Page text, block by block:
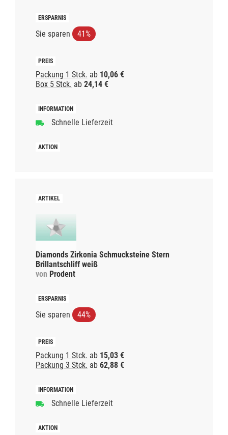
Sie sparen 41%
Packung 1 Stck. ab 10,06 €
Box 5 Stck. ab 24,14 €
Schnelle Lieferzeit
Diamonds Zirkonia Schmucksteine Stern
Brillantschliff weiß
von Prodent
Sie sparen 44%
Packung 1 Stck. ab 15,03 €
Packung 3 Stck. ab 62,88 €
Schnelle Lieferzeit